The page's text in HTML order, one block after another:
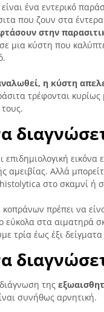
ένα εντερικό
που ζουν στα
στην
σε μια κύστη που
η κύστη
τρέφονται κυρίως
επιδημιολογική
αμειβίας. Αλλά
στο σκαμνί ή
κοπράνων πρέπει να
εύκολα στα αιματηρά
τρία έως έξι
της
συνήθως αρνητική.